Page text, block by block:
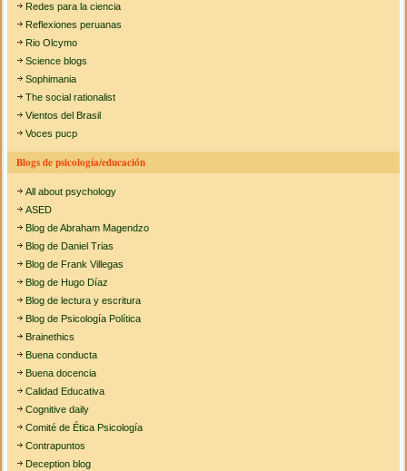
Redes para la ciencia
Reflexiones peruanas
Rio Olcymo
Science blogs
Sophimania
The social rationalist
Vientos del Brasil
Voces pucp
Blogs de psicología/educación
All about psychology
ASED
Blog de Abraham Magendzo
Blog de Daniel Trias
Blog de Frank Villegas
Blog de Hugo Díaz
Blog de lectura y escritura
Blog de Psicología Política
Brainethics
Buena conducta
Buena docencia
Calidad Educativa
Cognitive daily
Comité de Ética Psicología
Contrapuntos
Deception blog